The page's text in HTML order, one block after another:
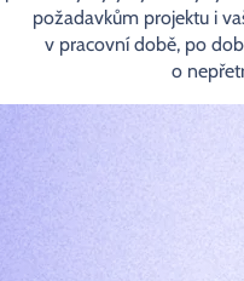
požadavkům projektu i
v pracovní době, po
o